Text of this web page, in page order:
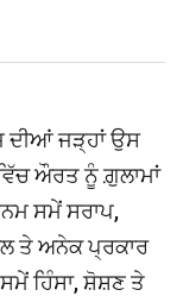
ਦੀਆਂ ਜੜ੍ਹਾਂ ਉਸ
ਔਰਤ ਨੂੰ ਗ਼ੁਲਾਮਾਂ
ਸਮੇਂ ਸਰਾਪ,
ਤੇ ਅਨੇਕ ਪ੍ਰਕਾਰ
ਹਿੰਸਾ, ਸ਼ੋਸ਼ਣ ਤੇ